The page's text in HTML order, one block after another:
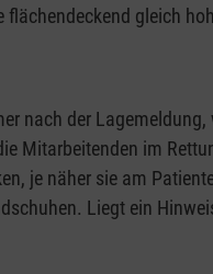
gleich
nach der
Mitarbeitenden im
je näher sie am
Liegt ein